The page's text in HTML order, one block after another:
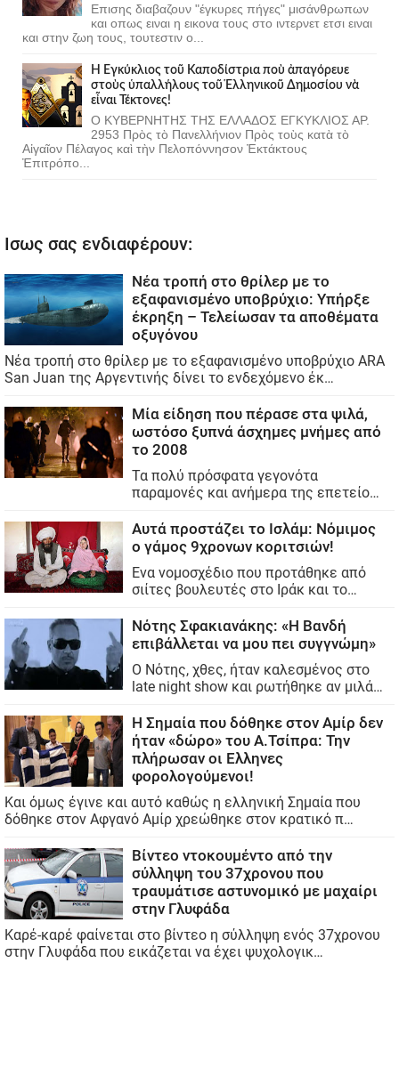
Επισης διαβαζουν "έγκυρες πήγες" μισάνθρωπων
και οπως ειναι η εικονα τους στο ιντερνετ ετσι ειναι
και στην ζωη τους, τουτεστιν ο...
Ἡ Ἐγκύκλιος τοῦ Καποδίστρια ποὺ ἀπαγόρευε
στοὺς ὑπαλλήλους τοῦ Ἑλληνικοῦ Δημοσίου νὰ
εἶναι Τέκτονες!
Ο ΚΥΒΕΡΝΗΤΗΣ ΤΗΣ ΕΛΛΑΔΟΣ ΕΓΚΥΚΛΙΟΣ ΑΡ.
2953 Πρὸς τὸ Πανελλήνιον Πρὸς τοὺς κατὰ τὸ
Αἰγαῖον Πέλαγος καὶ τὴν Πελοπόννησον Ἐκτάκτους
Ἐπιτρόπο...